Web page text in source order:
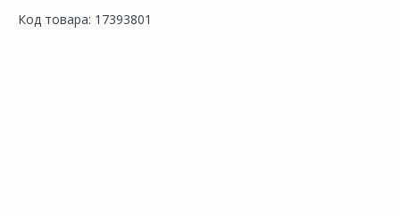
Избранное
Код товара: 17393801